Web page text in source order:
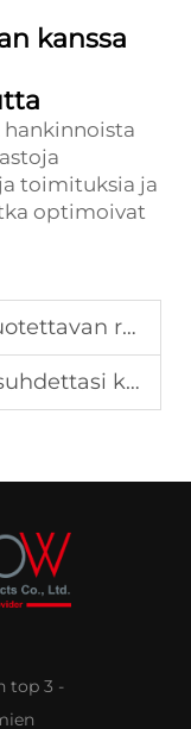
kanssa
toimituksia ja
optimoivat
valitsemiseksi
toimittajaan
top 3 -